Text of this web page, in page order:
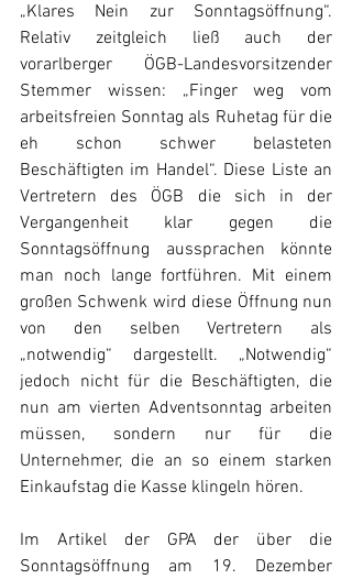
„Klares Nein zur Sonntagsöffnung“.
Relativ zeitgleich ließ auch der
vorarlberger ÖGB-Landesvorsitzender
Stemmer wissen: „Finger weg vom
arbeitsfreien Sonntag als Ruhetag für die
eh schon schwer belasteten
Beschäftigten im Handel“. Diese Liste an
Vertretern des ÖGB die sich in der
Vergangenheit klar gegen die
Sonntagsöffnung aussprachen könnte
man noch lange fortführen. Mit einem
großen Schwenk wird diese Öffnung nun
von den selben Vertretern als
„notwendig“ dargestellt. „Notwendig“
jedoch nicht für die Beschäftigten, die
nun am vierten Adventsonntag arbeiten
müssen, sondern nur für die
Unternehmer, die an so einem starken
Einkaufstag die Kasse klingeln hören.
Im Artikel der GPA der über die
Sonntagsöffnung am 19. Dezember